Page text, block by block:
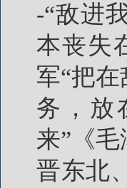
-“敌进
本丧失
军“把
务，放
来”《
晋东北